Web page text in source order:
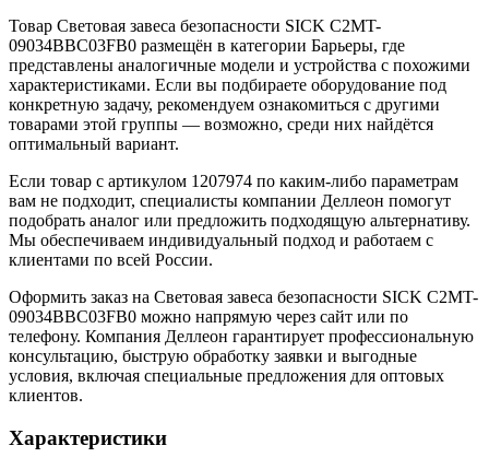
Товар Световая завеса безопасности SICK C2MT-
09034BBC03FB0 размещён в категории Барьеры, где
представлены аналогичные модели и устройства с похожими
характеристиками. Если вы подбираете оборудование под
конкретную задачу, рекомендуем ознакомиться с другими
товарами этой группы — возможно, среди них найдётся
оптимальный вариант.
Если товар с артикулом 1207974 по каким-либо параметрам
вам не подходит, специалисты компании Деллеон помогут
подобрать аналог или предложить подходящую альтернативу.
Мы обеспечиваем индивидуальный подход и работаем с
клиентами по всей России.
Оформить заказ на Световая завеса безопасности SICK C2MT-
09034BBC03FB0 можно напрямую через сайт или по
телефону. Компания Деллеон гарантирует профессиональную
консультацию, быструю обработку заявки и выгодные
условия, включая специальные предложения для оптовых
клиентов.
Характеристики